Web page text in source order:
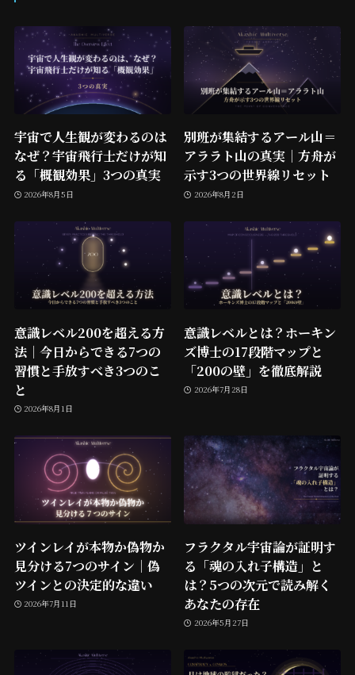
宇宙で人生観が変わるのは
なぜ？宇宙飛行士だけが知
る「概観効果」3つの真実
2026年8月5日
別班が集結するアール山＝
アララト山の真実｜方舟が
示す3つの世界線リセット
2026年8月2日
意識レベル200を超える方
法｜今日からできる7つの
習慣と手放すべき3つのこ
と
2026年8月1日
意識レベルとは？ホーキン
ズ博士の17段階マップと
「200の壁」を徹底解説
2026年7月28日
ツインレイが本物か偽物か
見分ける7つのサイン｜偽
ツインとの決定的な違い
2026年7月11日
フラクタル宇宙論が証明す
る「魂の入れ子構造」と
は？5つの次元で読み解く
あなたの存在
2026年5月27日